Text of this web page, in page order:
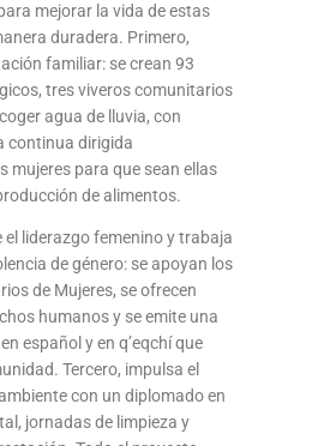
mejorar la vida de estas
duradera. Primero,
familiar: se crean 93
tres viveros comunitarios
agua de lluvia, con
continua dirigida
mujeres para que sean ellas
de alimentos.
el liderazgo femenino y trabaja
de género: se apoyan los
de Mujeres, se ofrecen
humanos y se emite una
español y en q’eqchí que
Tercero, impulsa el
con un diplomado en
jornadas de limpieza y